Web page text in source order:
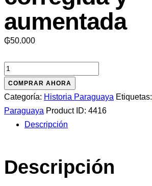
aumentada
₲50.000
Breve
Historia
del
Paraguay:
edición
aumentada
COMPRAR AHORA
Categoría: Historia Paraguaya Etiquetas:
Paraguaya Product ID: 4416
Descripción
Descripción